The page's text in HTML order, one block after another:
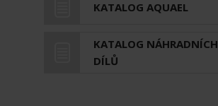
KATALOG AQUAEL
KATALOG NÁHRADNÍCH
DÍLŮ